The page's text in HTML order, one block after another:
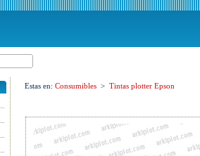
Estas en: Consumibles > Tintas plotter Epson